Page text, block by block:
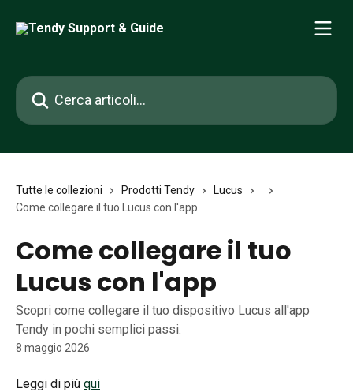
Cerca articoli…
Tutte le collezioni Prodotti Tendy
Lucus
Come collegare il tuo Lucus con l'app
Come collegare il tuo
Lucus con l'app
Scopri come collegare il tuo dispositivo Lucus all'app
Tendy in pochi semplici passi.
8 maggio 2026
Leggi di più qui